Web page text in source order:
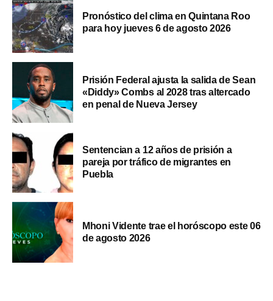
Pronóstico del clima en Quintana Roo
para hoy jueves 6 de agosto 2026
Prisión Federal ajusta la salida de Sean
«Diddy» Combs al 2028 tras altercado
en penal de Nueva Jersey
Sentencian a 12 años de prisión a
pareja por tráfico de migrantes en
Puebla
Mhoni Vidente trae el horóscopo este 06
de agosto 2026